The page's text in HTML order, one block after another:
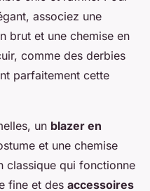
associez une
brut et une chemise en
comme des derbies
parfaitement cette
un blazer en
et une chemise
classique qui fonctionne
fine et des accessoires